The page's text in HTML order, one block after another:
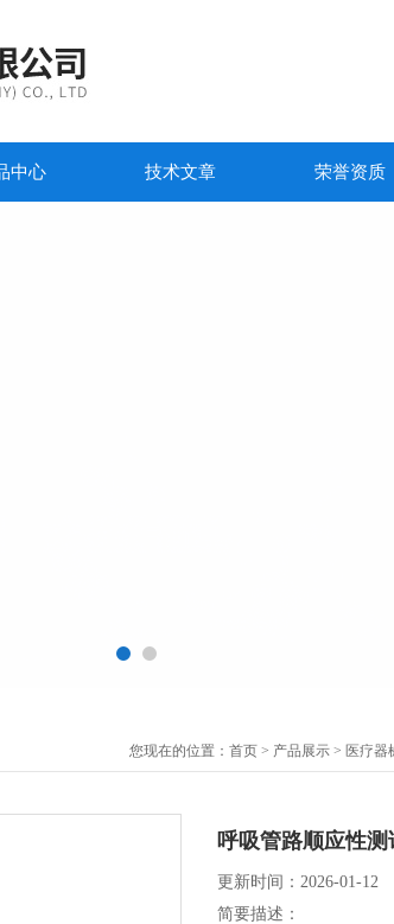
中心 技术文章 荣誉资质
您现在的位置： 首页 > 产品展示 > 医疗器
呼吸管路顺应性测
更新时间：2026-01-12
简要描述：